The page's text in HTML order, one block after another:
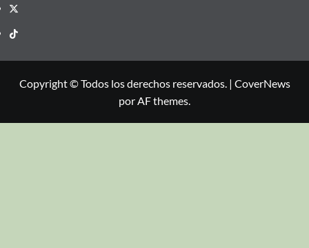
Copyright © Todos los derechos reservados. | CoverNews
por AF themes.